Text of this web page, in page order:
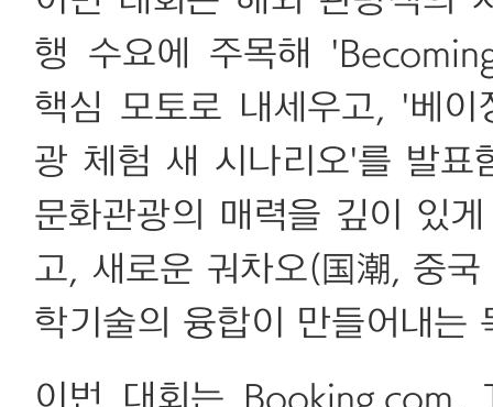
행 수요에 주목해
핵심 모토로 내세우고, '베
광 체험 새 시나리오'를 발표
문화관광의 매력을 깊이 있
고, 새로운 궈차오(国潮, 중
학기술의 융합이 만들어내는